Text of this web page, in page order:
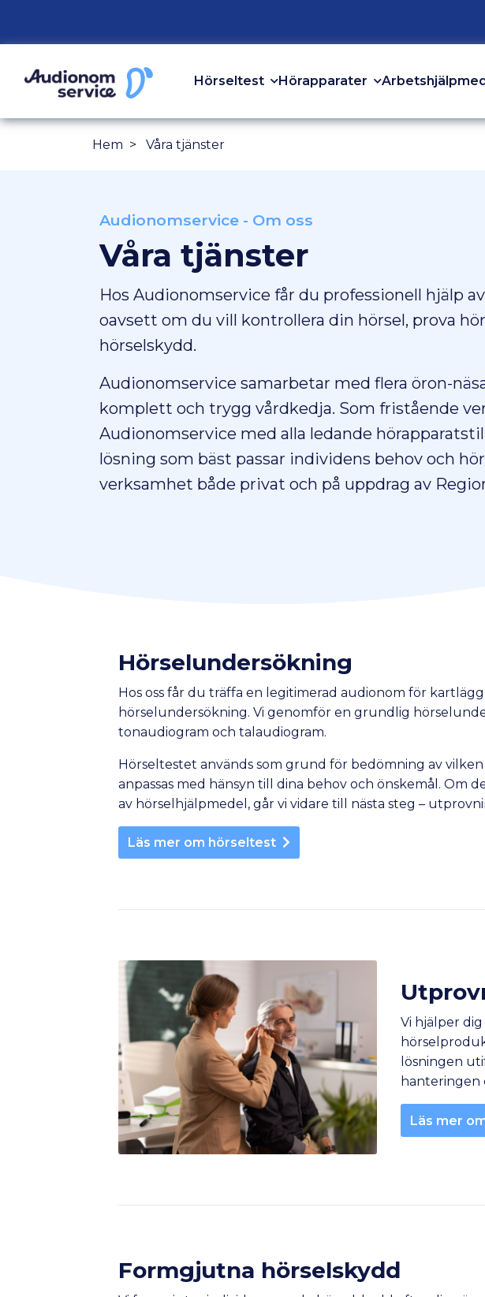
Hörseltest Hörapparater
Hem Våra tjänster
Audionomservice - Om oss
Våra tjänster
Hos Audionomservice får du professionell hjälp
oavsett om du vill kontrollera din hörsel, prova
hörselskydd.
Audionomservice samarbetar med flera öron-
komplett och trygg vårdkedja. Som fristående
Audionomservice med alla ledande
lösning som bäst passar individens behov och
verksamhet både privat och på uppdrag av
Hörselundersökning
Hos oss får du träffa en legitimerad audionom för
hörselundersökning. Vi genomför en grundlig
tonaudiogram och talaudiogram.
Hörseltestet används som grund för bedömning av vilken
anpassas med hänsyn till dina behov och önskemål. Om
av hörselhjälpmedel, går vi vidare till nästa steg –
Läs mer om hörseltest
Vi hjälper
lösningen
hanteringen
Läs mer
Formgjutna hörselskydd